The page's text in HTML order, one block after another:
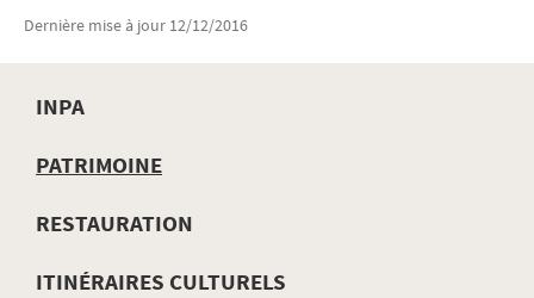
Dernière mise à jour 12/12/2016
MENU
DE
INPA
PATRIMOINE
RESTAURATION
ITINÉRAIRES CULTURELS